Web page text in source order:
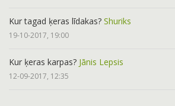
Kur tagad ķeras līdakas? Shuriks
19-10-2017, 19:00
Kur ķeras karpas? Jānis Lepsis
12-09-2017, 12:35